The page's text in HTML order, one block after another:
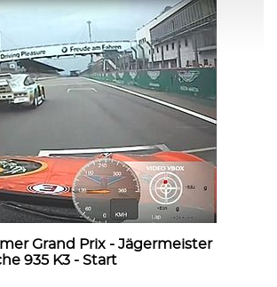
Grand Prix - Jägermeister
935 K3 - Start